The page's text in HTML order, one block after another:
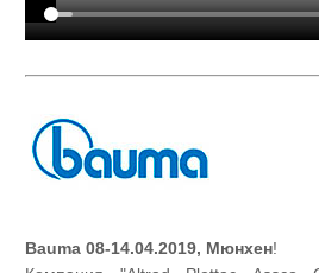
Bauma 08-14.04.2019, Мюнхен!